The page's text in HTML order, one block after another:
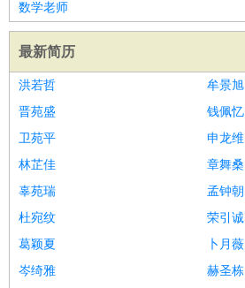
数学老师
最新简历
洪若哲
牟景旭
晋苑盛
钱佩忆
卫苑平
申龙维
林芷佳
章舞桑
辜苑瑞
孟钟朝
杜宛纹
荣引诚
葛颖夏
卜月薇
岑绮雅
赫圣栋